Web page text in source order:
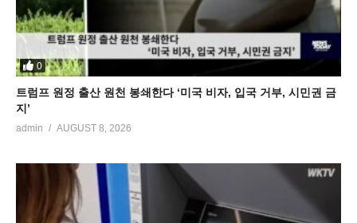
0
트럼프 원정 출산 원천 봉쇄한다 ‘미국 비자, 입국 거부, 시민권 금
지’
admin AUGUST 8, 2026